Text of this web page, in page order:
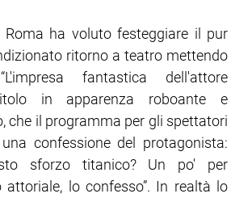
Roma ha voluto festeggiare il pur
ritorno a teatro mettendo
fantastica dell'attore
in apparenza roboante e
che il programma per gli spettatori
confessione del protagonista:
sforzo titanico? Un po' per
attoriale, lo confesso”. In realtà lo